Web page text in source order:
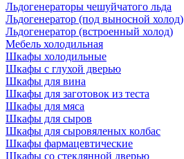
Льдогенераторы чешуйчатого льда
Льдогенератор (под выносной холод)
Льдогенератор (встроенный холод)
Мебель холодильная
Шкафы холодильные
Шкафы с глухой дверью
Шкафы для вина
Шкафы для заготовок из теста
Шкафы для мяса
Шкафы для сыров
Шкафы для сыровяленых колбас
Шкафы фармацевтические
Шкафы со стеклянной дверью